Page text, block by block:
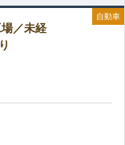
自動車
／未経